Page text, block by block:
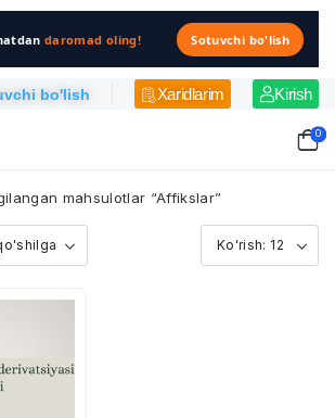
daromad oling! Sotuvchi bo'lish
bo'lish Xaridlarim Kirish
0
mahsulotlar “Affikslar”